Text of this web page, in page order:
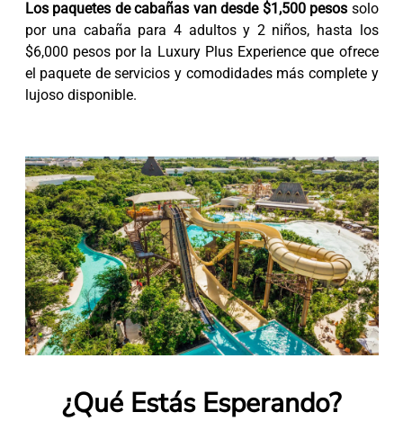
Los paquetes de cabañas van desde $1,500 pesos solo
por una cabaña para 4 adultos y 2 niños, hasta los
$6,000 pesos por la Luxury Plus Experience que ofrece
el paquete de servicios y comodidades más complete y
lujoso disponible.
¿Qué Estás Esperando?